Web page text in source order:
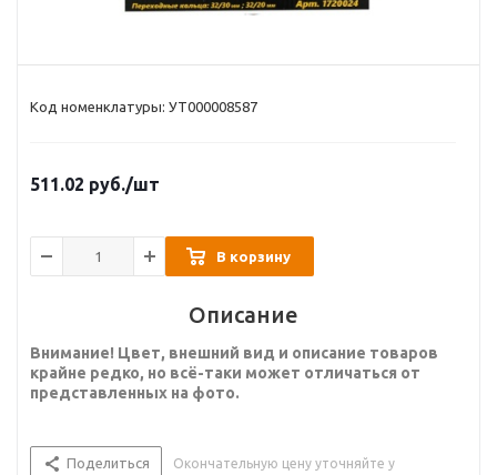
Код номенклатуры: УТ000008587
511.02 руб./шт
В корзину
Описание
Внимание! Цвет, внешний вид и описание товаров
крайне редко, но всё-таки может отличаться от
представленных на фото.
Поделиться
Окончательную цену уточняйте у